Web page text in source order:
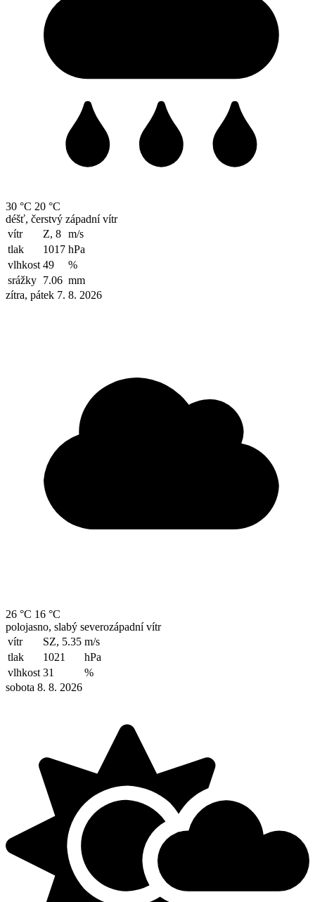
30 °C 20 °C
déšť, čerstvý západní vítr
vítr
Z, 8 m/s
tlak
1017 hPa
vlhkost 49
%
srážky 7.06 mm
zítra, pátek 7. 8. 2026
26 °C 16 °C
polojasno, slabý severozápadní vítr
vítr
SZ, 5.35 m/s
tlak
1021
hPa
vlhkost 31
%
sobota 8. 8. 2026